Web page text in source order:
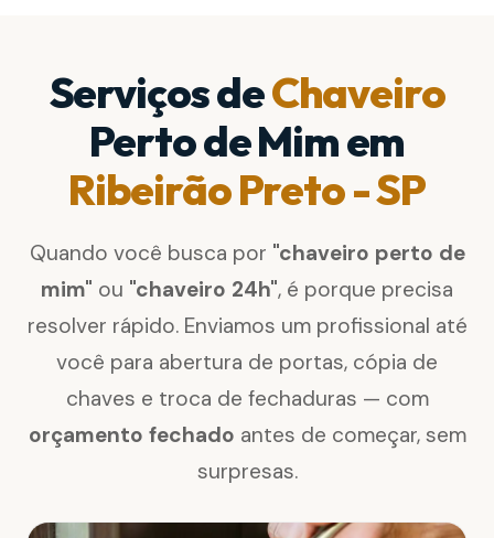
Serviços deChaveiro
Perto de Mim em
Ribeirão Preto - SP
Quando você busca por "chaveiro perto de
mim" ou "chaveiro 24h", é porque precisa
resolver rápido. Enviamos um profissional até
você para abertura de portas, cópia de
chaves e troca de fechaduras — com
orçamento fechado antes de começar, sem
surpresas.